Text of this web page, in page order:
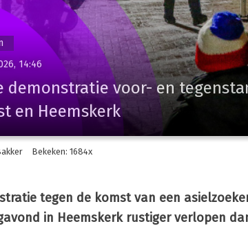
14:46
demonstratie voor- en
en Heemskerk
Bekeken: 1684x
tegen de komst van een
in Heemskerk rustiger verlopen